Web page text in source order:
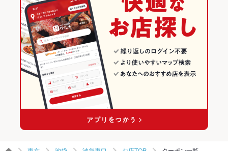
肉料理全般
池袋 × 焼肉・ホルモン
池袋 × 肉料理全般
池袋駅 × 焼肉・ホルモン
池袋駅 × 肉料理全般
東京 × 居酒屋
東京 × 洋・和洋・各国料理・その他
東京 × 焼肉・ホルモン
東京 × 肉料理全般
池袋の居酒屋ランキング
池袋東口のグルメランキング
池袋東口の居酒屋ランキング